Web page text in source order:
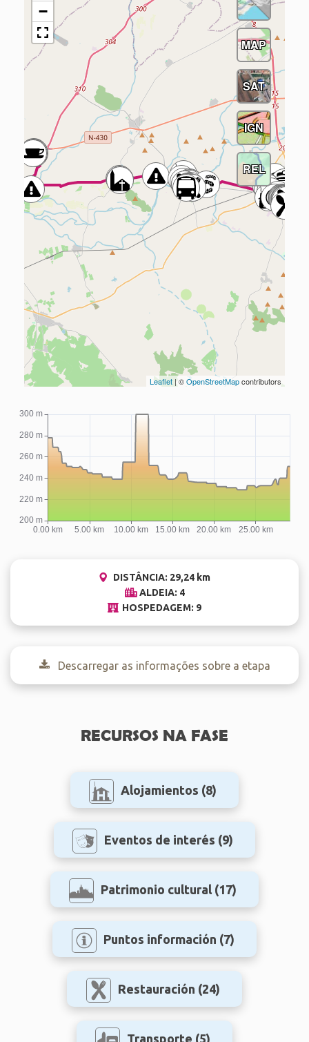
−
Leaflet | ©OpenStreetMapcontributors
MAP
SAT
IGN
REL
DISTÂNCIA: 29,24 km
ALDEIA: 4
HOSPEDAGEM: 9
Descarregar as informações sobre a etapa
RECURSOS NA FASE
Alojamientos (8)
Eventos de interés (9)
Patrimonio cultural (17)
Puntos información (7)
Restauración (24)
Transporte (5)